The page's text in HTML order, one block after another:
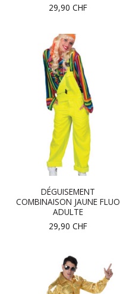
29,90 CHF
DÉGUISEMENT
COMBINAISON JAUNE FLUO
ADULTE
29,90 CHF